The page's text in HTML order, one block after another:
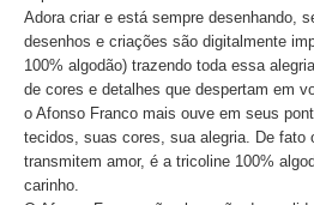
Adora criar e está sempre desenhando,
desenhos e criações são digitalmente
100% algodão) trazendo toda essa
de cores e detalhes que despertam em
o Afonso Franco mais ouve em seus
tecidos, suas cores, sua alegria. De fato
transmitem amor, é a tricoline 100%
carinho.